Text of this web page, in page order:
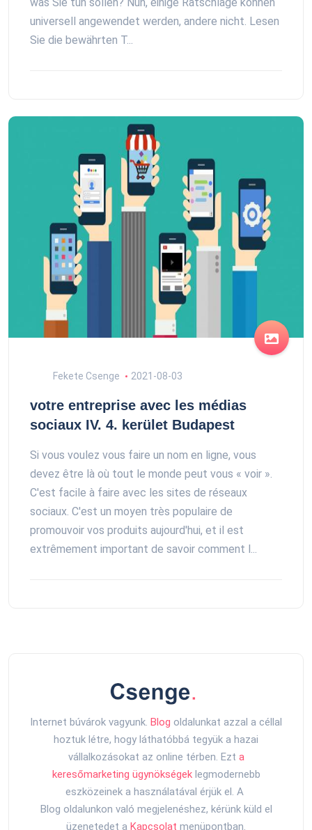
was Sie tun sollen? Nun, einige Ratschläge können
universell angewendet werden, andere nicht. Lesen
Sie die bewährten T...
Fekete Csenge 2021-08-03
votre entreprise avec les médias
sociaux IV. 4. kerület Budapest
Si vous voulez vous faire un nom en ligne, vous
devez être là où tout le monde peut vous « voir ».
C'est facile à faire avec les sites de réseaux
sociaux. C'est un moyen très populaire de
promouvoir vos produits aujourd'hui, et il est
extrêmement important de savoir comment l...
Internet búvárok vagyunk. Blog oldalunkat azzal a céllal
hoztuk létre, hogy láthatóbbá tegyük a hazai
vállalkozásokat az online térben. Ezt a
keresőmarketing ügynökségeklegmodernebb
eszközeinek a használatával érjük el. A
Blog oldalunkon való megjelenéshez, kérünk küld el
üzenetedet a Kapcsolat menüpontban.